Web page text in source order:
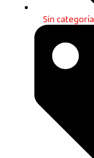
Sin categoría